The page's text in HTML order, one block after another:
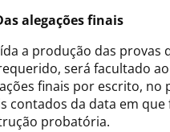
alegações finais
a produção das provas
será facultado
finais por escrito, no
contados da data em que
probatória.